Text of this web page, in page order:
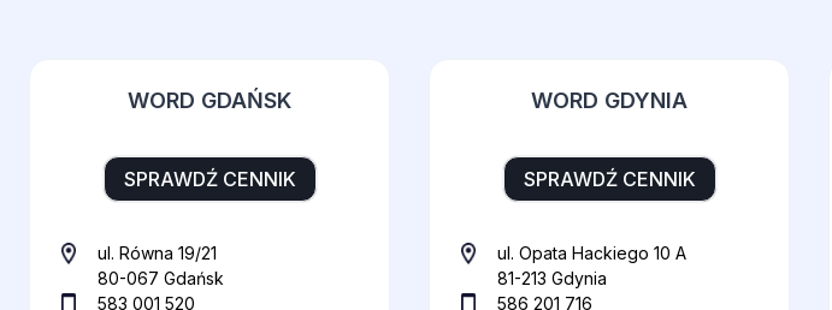
WORD GDAŃSK
SPRAWDŹ CENNIK
ul. Równa 19/21
80-067 Gdańsk
583 001 520
WORD GDYNIA
SPRAWDŹ CENNIK
ul. Opata Hackiego 10 A
81-213 Gdynia
586 201 716